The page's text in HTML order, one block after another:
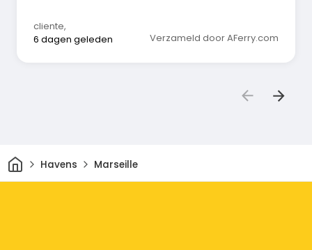
cliente,
6 dagen geleden
Verzameld door AFerry.com
ThuisHavens Marseille